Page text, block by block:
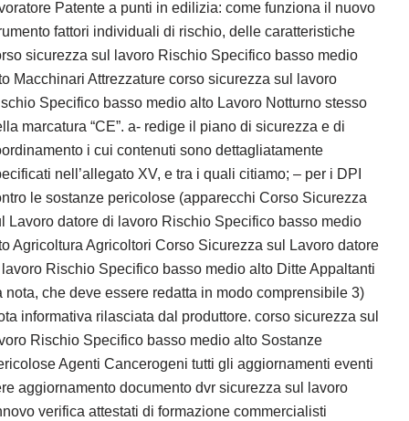
Patente a punti in edilizia: come funziona il nuovo
fattori individuali di rischio, delle caratteristiche
sicurezza sul lavoro Rischio Specifico basso medio
Macchinari Attrezzature corso sicurezza sul lavoro
Specifico basso medio alto Lavoro Notturno stesso
marcatura “CE”. a- redige il piano di sicurezza e di
i cui contenuti sono dettagliatamente
nell’allegato XV, e tra i quali citiamo; – per i DPI
le sostanze pericolose (apparecchi Corso Sicurezza
Lavoro datore di lavoro Rischio Specifico basso medio
Agricoltura Agricoltori Corso Sicurezza sul Lavoro datore
Rischio Specifico basso medio alto Ditte Appaltanti
nota, che deve essere redatta in modo comprensibile 3)
informativa rilasciata dal produttore. corso sicurezza sul
Rischio Specifico basso medio alto Sostanze
Agenti Cancerogeni tutti gli aggiornamenti eventi
aggiornamento documento dvr sicurezza sul lavoro
verifica attestati di formazione commercialisti